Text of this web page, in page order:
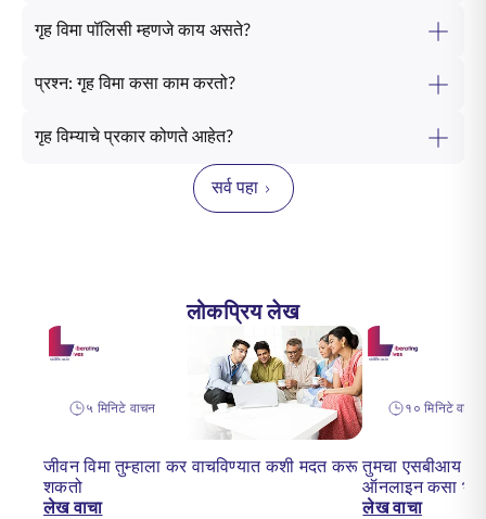
गृह विमा पॉलिसी म्हणजे काय असते?
प्रश्न: गृह विमा कसा काम करतो?
गृह विम्याचे प्रकार कोणते आहेत?
सर्व पहा
लोकप्रिय लेख
५ मिनिटे वाचन
जीवन विमा तुम्हाला कर वाचविण्यात कशी मदत करू
शकतो
लेख वाचा
१० मिनिटे वाचन
तुमचा एसबीआय
ऑनलाइन कसा
लेख वाचा